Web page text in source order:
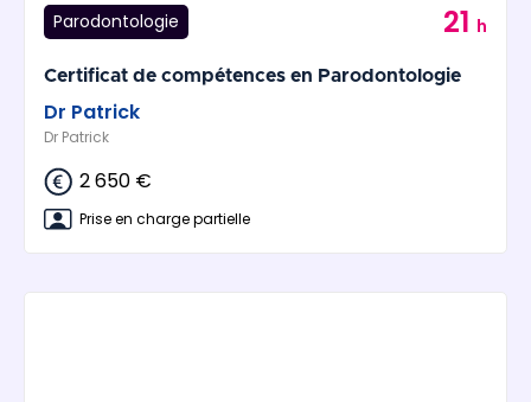
Parodontologie 21 h
Certificat de compétences en Parodontologie
Dr Patrick
Dr Patrick
2 650 €
Prise en charge partielle